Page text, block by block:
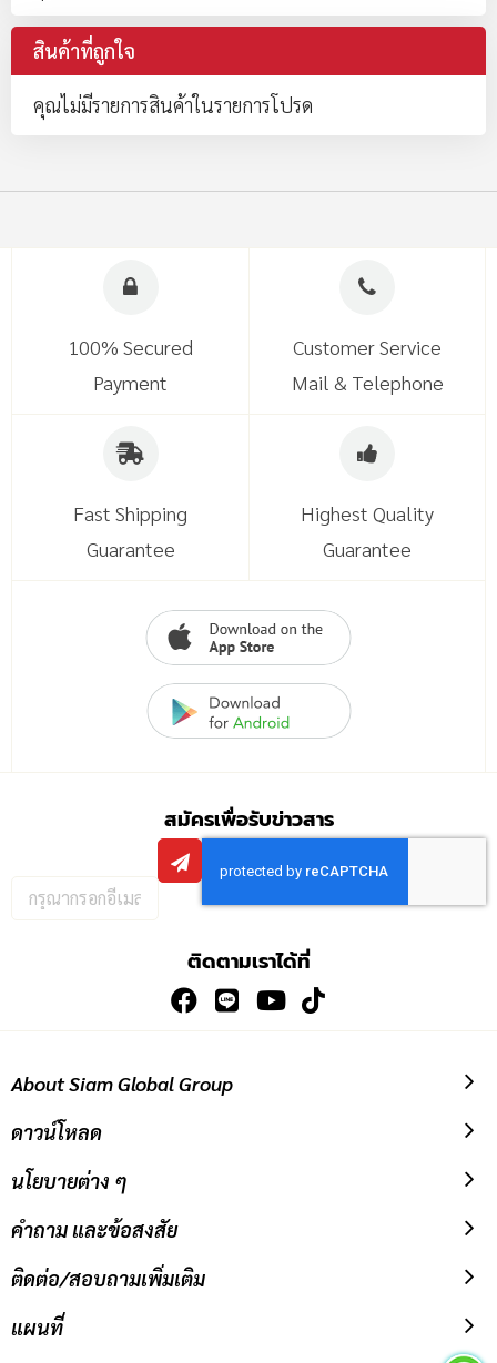
สินค้าที่ถูกใจ
คุณไม่มีรายการสินค้าในรายการโปรด
100% Secured
Payment
Customer Service
Mail & Telephone
Fast Shipping
Guarantee
Highest Quality
Guarantee
สมัครเพื่อรับข่าวสาร
กรอก
อีเมล
ติดตามเราได้ที่
About Siam Global Group
ดาวน์โหลด
นโยบายต่าง ๆ
คำถาม และข้อสงสัย
ติดต่อ/สอบถามเพิ่มเติม
แผนที่